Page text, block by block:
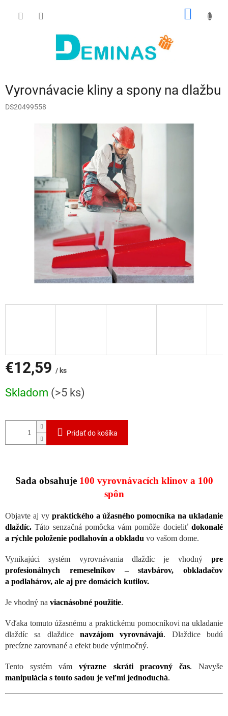
Vyrovnávacie kliny a spony na dlažbu
DS20499558
€12,59 / ks
cena:
Skladom (>5 ks)
Pridať do košíka
Sada obsahuje 100 vyrovnávacích klinov a 100
spôn
Objavte aj vy praktického a úžasného pomocníka na ukladanie
dlaždíc.Táto senzačná pomôcka vám pomôže docieliťdokonalé
a rýchle položenie podlahovín a obkladu vo vašom dome.
Vynikajúci systém vyrovnávania dlaždíc je vhodný pre
profesionálnych remeselníkov – stavbárov, obkladačov
a podlahárov, ale aj pre domácich kutilov.
Je vhodný na viacnásobné použitie.
Vďaka tomuto úžasnému a praktickému pomocníkovi na ukladanie
dlaždíc sa dlaždice navzájom vyrovnávajú. Dlaždice budú
precízne zarovnané a efekt bude výnimočný.
Tento systém vámvýrazne skráti pracovný čas. Navyše
manipulácia s touto sadou je veľmi jednoduchá.